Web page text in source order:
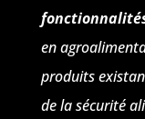
en
produits
de la sécurité